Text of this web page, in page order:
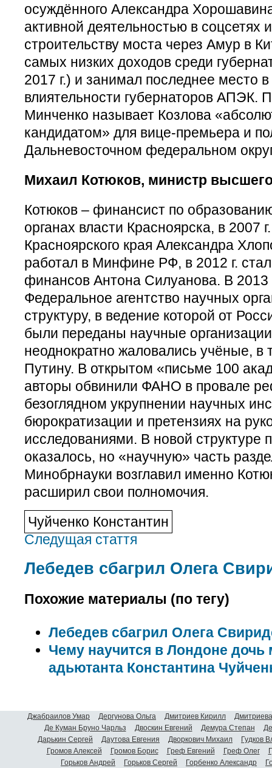
осуждённого Александра
активной деятельностью в соцсетях
строительству моста через Амур в
самых низких доходов среди
2017 г.) и занимал последнее место
влиятельности губернаторов АПЭК.
Минченко называет Козлова
кандидатом» для вице-премьера и
Дальневосточном федеральном
Михаил Котюков, министр
Котюков – финансист по
органах власти Красноярска, в 2007
Красноярского края Александра
работал в Минфине РФ, в 2012 г.
финансов Антона Силуанова. В 2013
Федеральное агентство научных
структуру, в ведение которой от
были переданы научные
неоднократно жаловались учёные, в
Путину. В открытом «письме 100
авторы обвинили ФАНО в провале
безоглядном укрупнении научных
бюрократизации и претензиях на
исследованиями. В новой структуре
оказалось, но «научную» часть
Минобрнауки возглавил именно
расширил свои полномочия.
Чуйченко Константин
Следущая стаття
Лебедев сбагрил Олега
Похожие материалы (по тегу)
Лебедев сбагрил Олега
Чему научится в Лондоне дочь
адьютанта Константина
Джабраилов Умар Дергунова Ольга Дмитриев Кирилл
Де Куман Бруно Чарльз
Двоскин Евгений Демура Степан
Дарькин Сергей
Даутова Евгения Дворкович Михаил
Гудков
Громов Алексей
Громов Борис Греф Евгений Греф Олег
Горьков Андрей
Горьков Сергей Горбенко Александр